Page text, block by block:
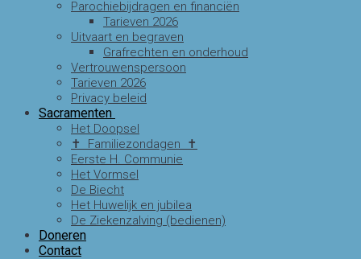
Parochiebijdragen en financiën
Tarieven 2026
Uitvaart en begraven
Grafrechten en onderhoud
Vertrouwenspersoon
Tarieven 2026
Privacy beleid
Sacramenten
Het Doopsel
✝ Familiezondagen ✝
Eerste H. Communie
Het Vormsel
De Biecht
Het Huwelijk en jubilea
De Ziekenzalving (bedienen)
Doneren
Contact